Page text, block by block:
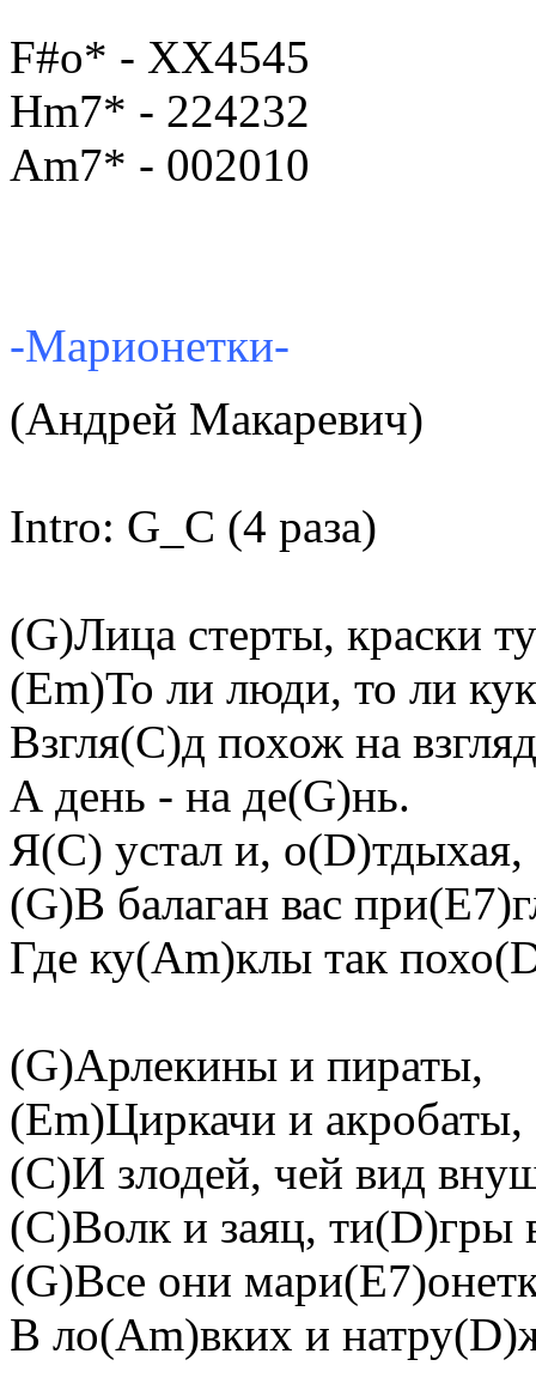
F#o* - XX4545
Hm7* - 224232
Am7* - 002010
-Марионетки-
(Андрей Макаревич)
Intro: G_C (4 раза)
(G)Лица стерты, краски
(Em)То ли люди, то ли
Взгля(C)д похож на
А день - на де(G)нь.
Я(C) устал и, о(D)тдыхая,
(G)В балаган вас
Где ку(Am)клы так
(G)Арлекины и пираты,
(Em)Циркачи и акробаты,
(C)И злодей, чей вид
(C)Волк и заяц, ти(D)гры
(G)Все они
В ло(Am)вких и